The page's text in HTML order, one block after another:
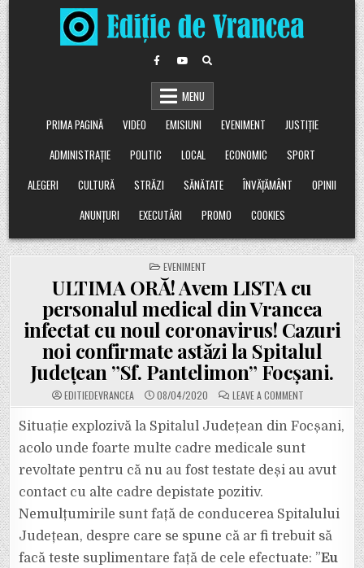
Skip
to
content
MENU
PRIMA PAGINĂ
VIDEO EMISIUNI EVENIMENT
JUSTIȚIE
ADMINISTRAȚIE
POLITIC LOCAL ECONOMIC
SPORT
ALEGERI
CULTURĂ STRĂZI SĂNĂTATE ÎNVĂȚĂMÂNT
OPINII
ANUNȚURI
EXECUTĂRI PROMO COOKIES
POSTED
IN
EVENIMENT
ULTIMA ORĂ! Avem LISTA cu
personalul medical din Vrancea
infectat cu noul coronavirus! Cazuri
noi confirmate astăzi la Spitalul
Județean ”Sf. Pantelimon” Focșani.
EDITIEDEVRANCEA 08/04/2020 LEAVE A COMMENT
ULTIMA
AVEM
LISTA
CU
PERSONALUL
MEDICAL
DIN
NOUL
CORONAVIRUS!
CAZURI
NOI
CONFIRMATE
ASTĂZI
Situație explozivă la Spitalul Județean din Focșani,
acolo unde foarte multe cadre medicale sunt
revoltate pentru că nu au fost testate deși au avut
contact cu alte cadre depistate pozitiv.
Nemulțumirile sunt față de conducerea Spitalului
Județean, despre care se spune că ar fi trebuit să
facă teste suplimentare față de cele efectuate: ”Eu